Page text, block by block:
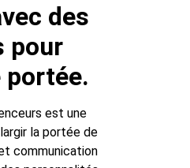
des
pour
est une
la portée de
communication